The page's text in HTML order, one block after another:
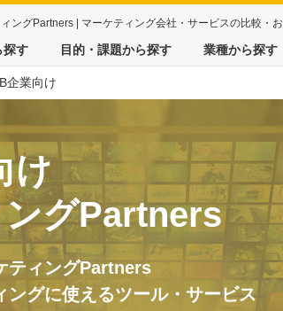
ングPartners | マーケティング会社・サービスの比較・
探す 目的・課題から探す 業種から探す
企業向け
け
グPartners
ィングPartners
グに使えるツール・サービス